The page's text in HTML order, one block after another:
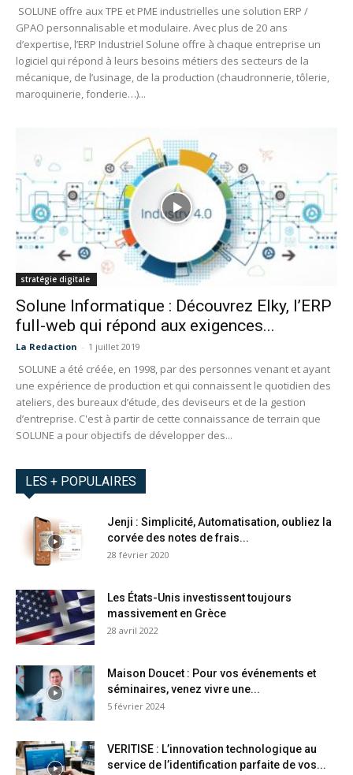
SOLUNE offre aux TPE et PME industrielles une solution ERP /
GPAO personnalisable et modulaire. Avec plus de 20 ans
d’expertise, l’ERP Industriel Solune offre à chaque entreprise un
logiciel qui répond à leurs besoins métiers des secteurs de la
mécanique, de l’usinage, de la production (chaudronnerie, tôlerie,
maroquinerie, fonderie…)...
stratégie digitale
Solune Informatique : Découvrez Elky, l’ERP
full-web qui répond aux exigences...
La Redaction - 1 juillet 2019
SOLUNE a été créée, en 1998, par des personnes venant et ayant
une expérience de production et qui connaissent le quotidien des
ateliers, des bureaux d’étude, des deviseurs et de la gestion
d’entreprise. C'est à partir de cette connaissance de terrain que
SOLUNE a pour objectifs de développer des...
LES + POPULAIRES
Jenji : Simplicité, Automatisation, oubliez la
corvée des notes de frais...
28 février 2020
Les États-Unis investissent toujours
massivement en Grèce
28 avril 2022
Maison Doucet : Pour vos événements et
séminaires, venez vivre une...
5 février 2024
VERITISE : L’innovation technologique au
service de l’identification parfaite de vos...